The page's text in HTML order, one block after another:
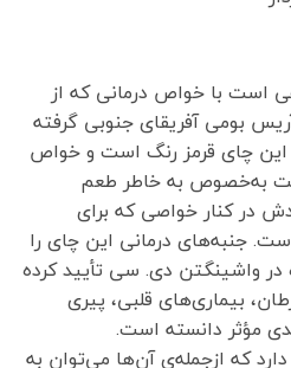
است با خواص درمانی که از
بومی آفریقای جنوبی گرفته
چای قرمز رنگ است و خواص
به‌خصوص به خاطر طعم
در کنار خواصی که برای
جنبه‌های درمانی این چای را
در واشینگتن دی. سی تأیید کرده
بیماری‌های قلبی، پیری
مؤثر دانسته است.
که ازجمله‌ی آن‌ها می‌توان به